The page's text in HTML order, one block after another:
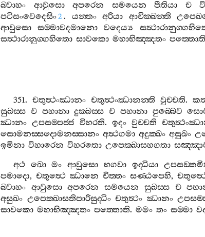
ඛ‍්වාහං
ආවුසො අපරෙන සමයෙන පීතියා ච
පටිසංවෙදෙසිං2 . යන‍්තං අරියා ආචික‍්ඛන‍්ති
ආවුසො
සම‍්මාවදමානො වදෙය්‍ය
සත්‍ථාරානුග‍්ගහිතො සාවකො මහාභිඤ‍්ඤතං පත‍්තොති
351. චතුත්‍ථංඣානං චතුත්‍ථංඣානන‍්ති වුච‍්චති.
සුඛස‍්ස ච පහානා දුක‍්ඛස‍්ස ච පහානා පුබ‍්බෙව
ඣානං උපසම‍්පජ‍්ජ විහරති. ඉදං වුච‍්චති
සොමනස‍්සදොමනස‍්සානං අත්‍ථගමා අදුක‍්ඛං අසුඛං
ඉමිනා විහාරෙන විහරතො උපෙක‍්ඛාසහගතා
අථ ඛො මං ආවුසො භගවා ඉද‍්ධියා
පමාදො,චතුත්‍ථෙ ඣානෙ චිත‍්තං සණ‍්ඨපෙහි,
ඛ‍්වාහං ආවුසො අපරෙන සමයෙන සුඛස‍්ස ච
අසුඛං උපෙක‍්ඛාසතිපාරිසුද‍්ධිං චතුත්‍ථං ඣානං
සාවකො මහාභිඤ‍්ඤතං පත‍්තොති. මමං තං සම‍්මා